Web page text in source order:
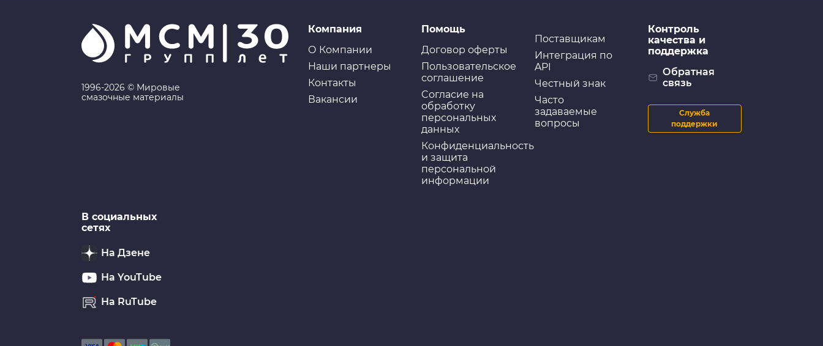
1996-2026 © Мировые
смазочные материалы
Компания
О Компании
Наши партнеры
Контакты
Вакансии
Помощь
Договор оферты
Пользовательское
соглашение
Cогласие на
обработку
персональных
данных
Конфиденциальность
и защита
персональной
информации
Поставщикам
Интеграция по
API
Честный знак
Часто
задаваемые
вопросы
Контроль
качества и
поддержка
Обратная
связь
Служба
поддержки
В социальных
сетях
На Дзене
На YouTube
На RuTube